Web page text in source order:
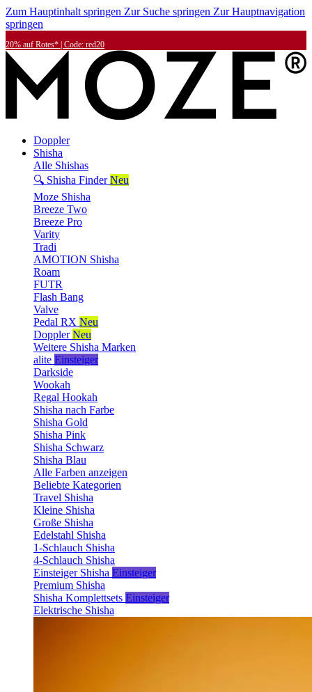
Zum Hauptinhalt springen Zur Suche springen Zur Hauptnavigation
springen
20% auf Rotes* | Code: red20
Doppler
Shisha
Alle Shishas
🔍 Shisha Finder Neu
Moze Shisha
Breeze Two
Breeze Pro
Varity
Tradi
AMOTION Shisha
Roam
FUTR
Flash Bang
Valve
Pedal RX Neu
Doppler Neu
Weitere Shisha Marken
alite Einsteiger
Darkside
Wookah
Regal Hookah
Shisha nach Farbe
Shisha Gold
Shisha Pink
Shisha Schwarz
Shisha Blau
Alle Farben anzeigen
Beliebte Kategorien
Travel Shisha
Kleine Shisha
Große Shisha
Edelstahl Shisha
1-Schlauch Shisha
4-Schlauch Shisha
Einsteiger Shisha Einsteiger
Premium Shisha
Shisha Komplettsets Einsteiger
Elektrische Shisha